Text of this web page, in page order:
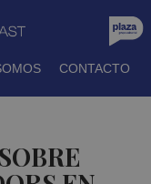
CONTACTO